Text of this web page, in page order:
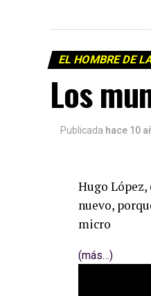
EL HOMBRE DE
Los
Publicada hace 10
Hugo López,
nuevo,
micro
(más…)